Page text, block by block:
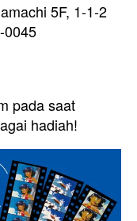
5F, 1-1-2
0045
pada saat
hadiah!